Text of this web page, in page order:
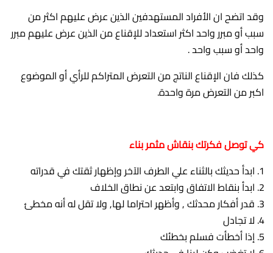
وقد اتضح ان الأفراد المستهدفين الذين عرض عليهم اكثر من
سبب أو مبرر واحد اكثر استعداد للإقناع من الذين عرض عليهم مبرر
واحد أو سبب واحد .
كذلك فان الإقناع الناتج من التعرض المتراكم للرأي أو الموضوع
اكبر من التعرض مرة واحدة.
كي توصل فكرتك بنقاش مثمر بناء
ابدأ حديثك بالثناء علي الطرف الآخر وإظهار ثقتك في قدراته
ابدأ بنقاط الاتفاق وابتعد عن نطاق الخلاف
قدر أفكار محدثك , وأظهر احتراما لها, ولا تقل له أنه مخطئ
لا تجادل
إذا أخطأت فسلم بخطئك